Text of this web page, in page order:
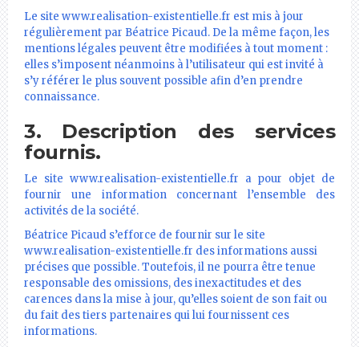
Le site www.realisation-existentielle.fr est mis à jour
régulièrement par Béatrice Picaud. De la même façon, les
mentions légales peuvent être modifiées à tout moment :
elles s’imposent néanmoins à l’utilisateur qui est invité à
s’y référer le plus souvent possible afin d’en prendre
connaissance.
3. Description des services
fournis.
Le site www.realisation-existentielle.fr a pour objet de
fournir une information concernant l’ensemble des
activités de la société.
Béatrice Picaud s’efforce de fournir sur le site
www.realisation-existentielle.fr des informations aussi
précises que possible. Toutefois, il ne pourra être tenue
responsable des omissions, des inexactitudes et des
carences dans la mise à jour, qu’elles soient de son fait ou
du fait des tiers partenaires qui lui fournissent ces
informations.